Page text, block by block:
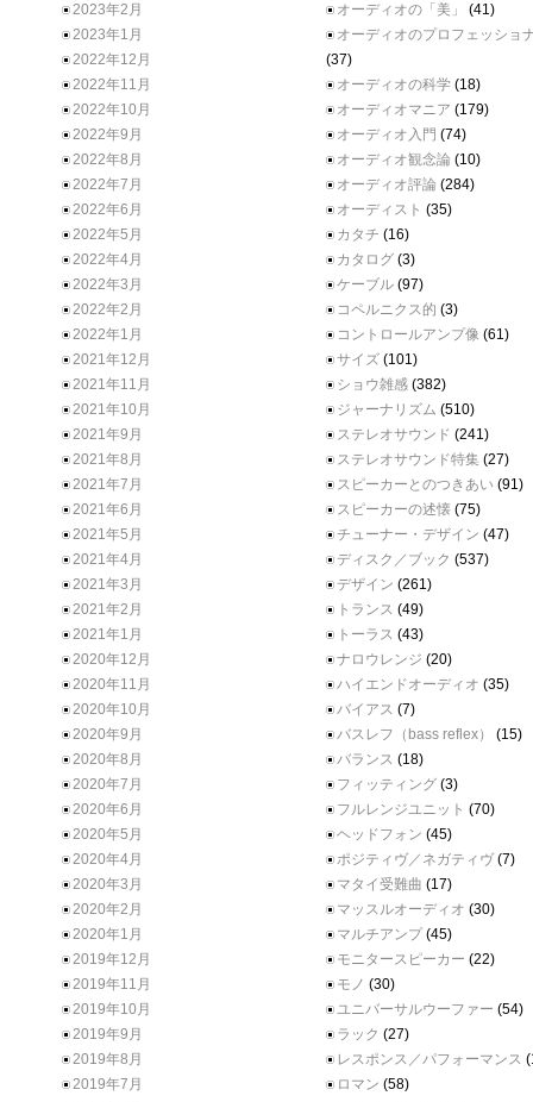
2023年2月
2023年1月
2022年12月
2022年11月
2022年10月
2022年9月
2022年8月
2022年7月
2022年6月
2022年5月
2022年4月
2022年3月
2022年2月
2022年1月
2021年12月
2021年11月
2021年10月
2021年9月
2021年8月
2021年7月
2021年6月
2021年5月
2021年4月
2021年3月
2021年2月
2021年1月
2020年12月
2020年11月
2020年10月
2020年9月
2020年8月
2020年7月
2020年6月
2020年5月
2020年4月
2020年3月
2020年2月
2020年1月
2019年12月
2019年11月
2019年10月
2019年9月
2019年8月
2019年7月
オーディオの「美」
(41)
オーディオのプロフェッショ
(37)
オーディオの科学 (18)
オーディオマニア (179)
オーディオ入門 (74)
オーディオ観念論 (10)
オーディオ評論 (284)
オーディスト (35)
カタチ (16)
カタログ (3)
ケーブル (97)
コペルニクス的 (3)
コントロールアンプ像 (61)
サイズ (101)
ショウ雑感 (382)
ジャーナリズム (510)
ステレオサウンド (241)
ステレオサウンド特集 (27)
スピーカーとのつきあい (91)
スピーカーの述懐 (75)
チューナー・デザイン (47)
ディスク／ブック (537)
デザイン (261)
トランス (49)
トーラス (43)
ナロウレンジ (20)
ハイエンドオーディオ (35)
バイアス (7)
バスレフ（bass reflex）
(15)
バランス (18)
フィッティング (3)
フルレンジユニット (70)
ヘッドフォン (45)
ポジティヴ／ネガティヴ(7)
マタイ受難曲 (17)
マッスルオーディオ (30)
マルチアンプ (45)
モニタースピーカー (22)
モノ (30)
ユニバーサルウーファー (54)
ラック (27)
レスポンス／パフォーマンス
ロマン (58)